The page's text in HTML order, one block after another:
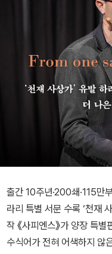
출간 10주년·200쇄·115만
라리 특별 서문 수록 ‘천재 사상가’(뉴욕타임스) 유발 하라리의 대표
작 《사피엔스》가 양장 특
수식어가 전혀 어색하지 않